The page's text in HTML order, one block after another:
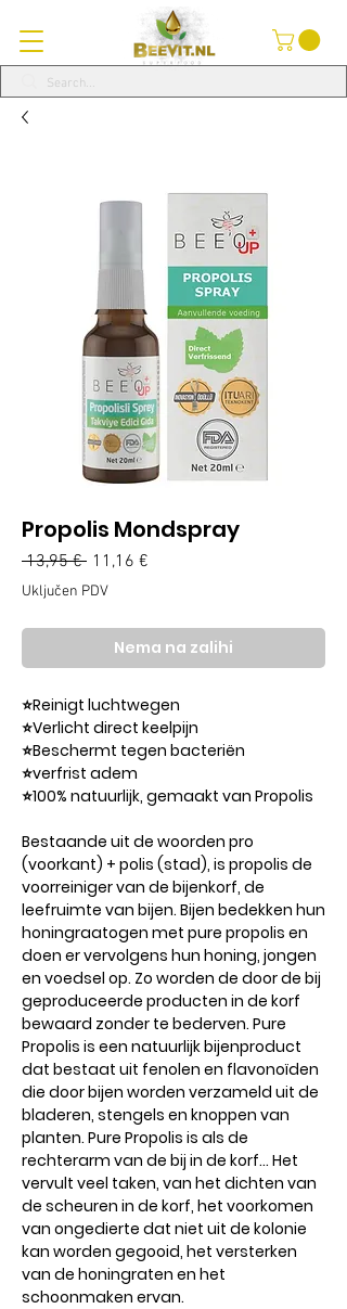
Propolis Mondspray
13,95 € Redovna
cijena
11,16 €
Uključen PDV
Nema na zalihi
⭐️Reinigt luchtwegen
⭐️Verlicht direct keelpijn
⭐️Beschermt tegen bacteriën
⭐️verfrist adem
⭐️100% natuurlijk, gemaakt van Propolis
Bestaande uit de woorden pro
(voorkant) + polis (stad), is propolis de
voorreiniger van de bijenkorf, de
leefruimte van bijen. Bijen bedekken hun
honingraatogen met pure propolis en
doen er vervolgens hun honing, jongen
en voedsel op. Zo worden de door de bij
geproduceerde producten in de korf
bewaard zonder te bederven. Pure
Propolis is een natuurlijk bijenproduct
dat bestaat uit fenolen en flavonoïden
die door bijen worden verzameld uit de
bladeren, stengels en knoppen van
planten. Pure Propolis is als de
rechterarm van de bij in de korf... Het
vervult veel taken, van het dichten van
de scheuren in de korf, het voorkomen
van ongedierte dat niet uit de kolonie
kan worden gegooid, het versterken
van de honingraten en het
schoonmaken ervan.